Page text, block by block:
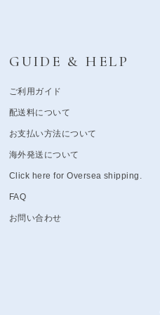
GUIDE & HELP
ご利用ガイド
配送料について
お支払い方法について
海外発送について
Click here for Oversea shipping.
FAQ
お問い合わせ